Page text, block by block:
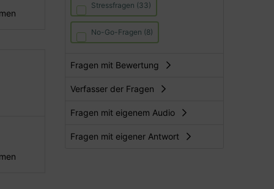
Stressfragen (33)
No-Go-Fragen (8)
Fragen mit Bewertung
Verfasser der Fragen
Fragen mit eigenem Audio
Fragen mit eigener Antwort